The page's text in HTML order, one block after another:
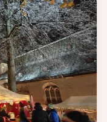
auch noch
verzehrt
15.11.24 ab 17:00
suchen wir
kann man sich auf
Halle ab Oktober
besonderes Ereignis!